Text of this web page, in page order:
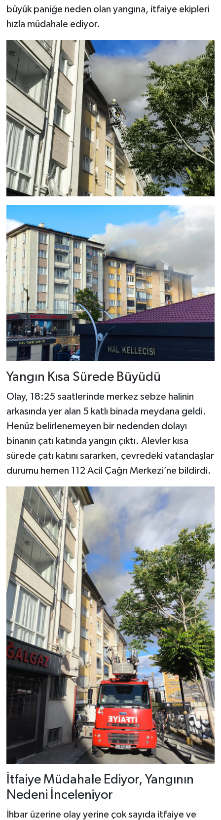
büyük paniğe neden olan yangına, itfaiye ekipleri
hızla müdahale ediyor.
Yangın Kısa Sürede Büyüdü
Olay, 18:25 saatlerinde merkez sebze halinin
arkasında yer alan 5 katlı binada meydana geldi.
Henüz belirlenemeyen bir nedenden dolayı
binanın çatı katında yangın çıktı. Alevler kısa
sürede çatı katını sararken, çevredeki vatandaşlar
durumu hemen 112 Acil Çağrı Merkezi’ne bildirdi.
İtfaiye Müdahale Ediyor, Yangının
Nedeni İnceleniyor
İhbar üzerine olay yerine çok sayıda itfaiye ve